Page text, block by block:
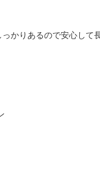
かりあるので安心して